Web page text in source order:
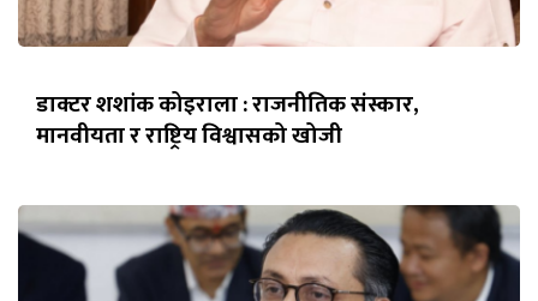
डाक्टर शशांक कोइराला : राजनीतिक संस्कार,
मानवीयता र राष्ट्रिय विश्वासको खोजी